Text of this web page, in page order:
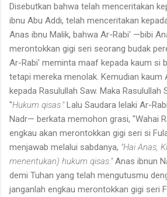
Disebutkan bahwa telah mencerita­kan
ibnu Abu Addi, telah menceritakan
Anas ibnu Malik, bahwa Ar-Rabi' —bibi
merontokkan gigi seri seorang budak
Ar-Rabi' meminta maaf kepada kaum si
tetapi mereka menolak. Kemudian kaum
kepada Rasulullah Saw. Maka Rasulullah
"Hukum qisas."Lalu Saudara lelaki Ar-
Nadr— berkata memohon grasi, "Wahai
engkau akan merontokkan gigi seri si
menjawab melalui sabdanya, "Hai Anas,
menentukan) hukum qisas."Anas ibnun
demi Tuhan yang telah mengutus­mu
janganlah engkau merontokkan gigi seri